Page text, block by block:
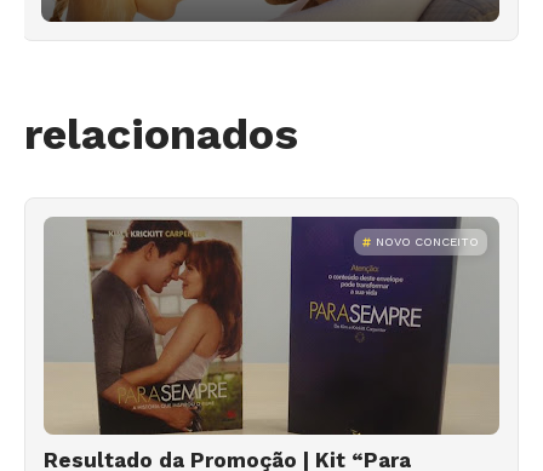
relacionados
NOVO CONCEITO
Resultado da Promoção | Kit “Para